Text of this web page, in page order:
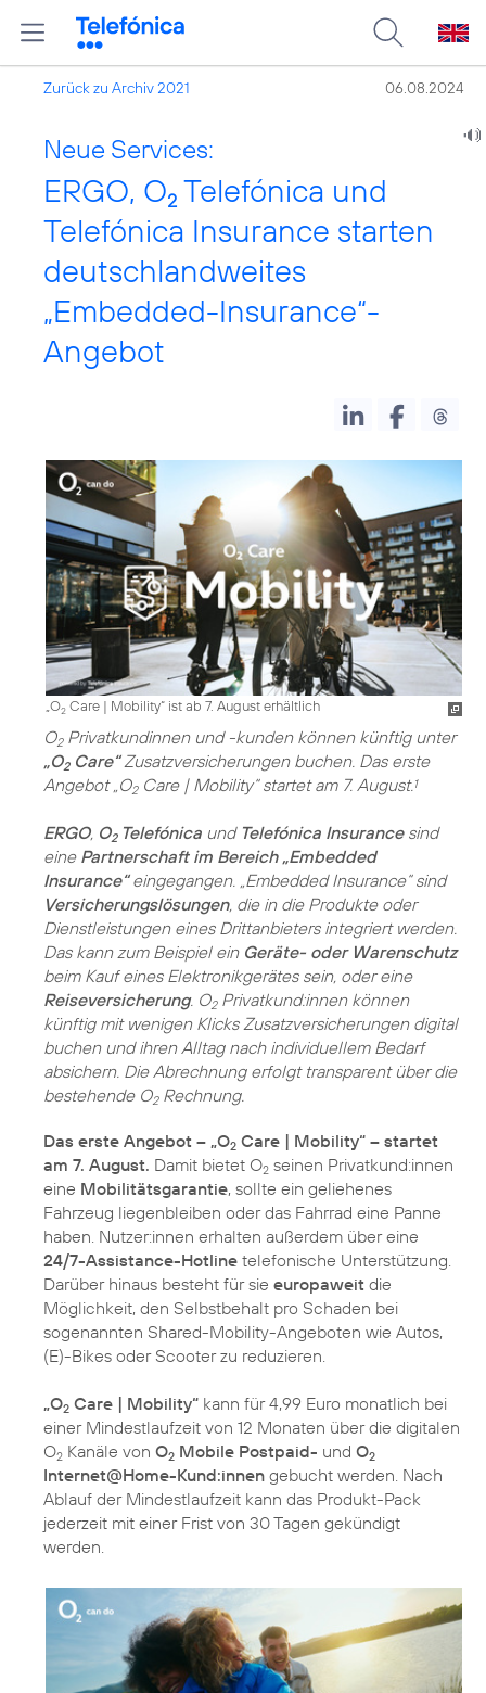
Zurück zu Archiv 2021 06.08.2024
Neue Services:
ERGO, O2 Telefónica und
Telefónica Insurance starten
deutschlandweites
„Embedded-Insurance“-
Angebot
„O2 Care | Mobility“ ist ab 7. August erhältlich
O2Privatkundinnen und -kunden können künftig unter
„O2Care“Zusatzversicherungen buchen. Das erste
Angebot „O2Care | Mobility“ startet am 7. August. 1
ERGO, O2Telefónica und Telefónica Insurancesind
eine Partnerschaft im Bereich „Embedded
Insurance“eingegangen. „Embedded Insurance“ sind
Versicherungslösungen, die in die Produkte oder
Dienstleistungen eines Drittanbieters integriert werden.
Das kann zum Beispiel ein Geräte- oder Warenschutz
beim Kauf eines Elektronikgerätes sein, oder eine
Reiseversicherung. O2Privatkund:innen können
künftig mit wenigen Klicks Zusatzversicherungen digital
buchen und ihren Alltag nach individuellem Bedarf
absichern. Die Abrechnung erfolgt transparent über die
bestehende O2Rechnung.
Das erste Angebot – „O2 Care | Mobility“ – startet
am 7. August. Damit bietet O2 seinen Privatkund:innen
eine Mobilitätsgarantie, sollte ein geliehenes
Fahrzeug liegenbleiben oder das Fahrrad eine Panne
haben. Nutzer:innen erhalten außerdem über eine
24/7-Assistance-Hotline telefonische Unterstützung.
Darüber hinaus besteht für sie europaweit die
Möglichkeit, den Selbstbehalt pro Schaden bei
sogenannten Shared-Mobility-Angeboten wie Autos,
(E)-Bikes oder Scooter zu reduzieren.
„O2 Care | Mobility“ kann für 4,99 Euro monatlich bei
einer Mindestlaufzeit von 12 Monaten über die digitalen
O2 Kanäle von O2 Mobile Postpaid- und O2
Internet@Home-Kund:innen gebucht werden. Nach
Ablauf der Mindestlaufzeit kann das Produkt-Pack
jederzeit mit einer Frist von 30 Tagen gekündigt
werden.